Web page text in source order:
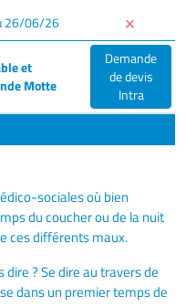
26/06/26
et
Motte
Demande
de devis
Intra
sociales où bien
du coucher ou de la nuit
ces différents maux.
? Se dire au travers de
dans un premier temps de